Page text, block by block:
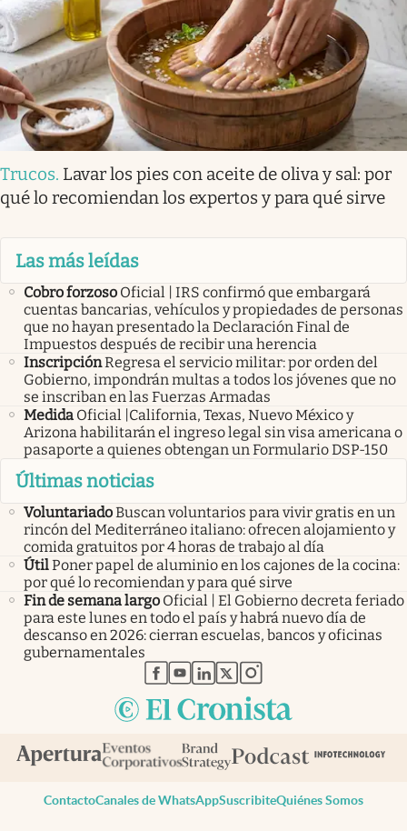
Trucos. Lavar los pies con aceite de oliva y sal: por
qué lo recomiendan los expertos y para qué sirve
Las más leídas
Cobro forzoso Oficial | IRS confirmó que embargará
cuentas bancarias, vehículos y propiedades de personas
que no hayan presentado la Declaración Final de
Impuestos después de recibir una herencia
InscripciónRegresa el servicio militar: por orden del
Gobierno, impondrán multas a todos los jóvenes que no
se inscriban en las Fuerzas Armadas
Medida Oficial |California, Texas, Nuevo México y
Arizona habilitarán el ingreso legal sin visa americana o
pasaporte a quienes obtengan un Formulario DSP-150
Últimas noticias
VoluntariadoBuscan voluntarios para vivir gratis en un
rincón del Mediterráneo italiano: ofrecen alojamiento y
comida gratuitos por 4 horas de trabajo al día
ÚtilPoner papel de aluminio en los cajones de la cocina:
por qué lo recomiendan y para qué sirve
Fin de semana largo Oficial | El Gobierno decreta feriado
para este lunes en todo el país y habrá nuevo día de
descanso en 2026: cierran escuelas, bancos y oficinas
gubernamentales
abre en nueva pestaña
abre en nueva pestaña
abre en nueva pestaña
abre en nueva pestaña
abre en nueva pestaña
ContactoCanales de WhatsAppSuscribiteQuiénes Somos